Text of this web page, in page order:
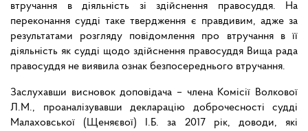
втручання в діяльність зі здійснення правосуддя. На
переконання судді таке твердження є правдивим, адже за
результатами розгляду повідомлення про втручання в її
діяльність як судді щодо здійснення правосуддя Вища рада
правосуддя не виявила ознак безпосереднього втручання.
Заслухавши висновок доповідача – члена Комісії Волкової
Л.М., проаналізувавши декларацію доброчесності судді
Малаховської (Щеняєвої) І.Б. за 2017 рік, доводи, які